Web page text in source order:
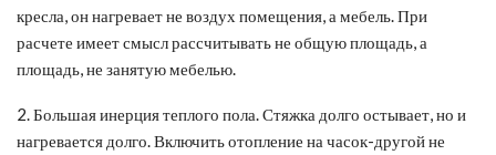
кресла, он нагревает не воздух помещения, а мебель. При
расчете имеет смысл рассчитывать не общую площадь, а
площадь, не занятую мебелью.
2. Большая инерция теплого пола. Стяжка долго остывает, но и
нагревается долго. Включить отопление на часок-другой не